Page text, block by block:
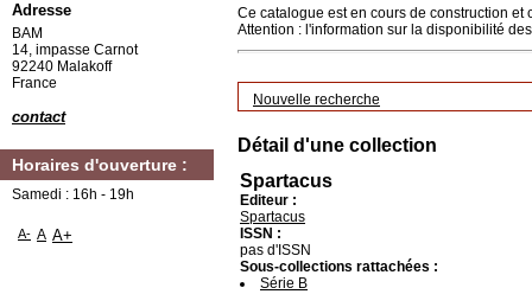
Ce catalogue est en cours de construction
Attention : l'information sur la disponibilité
Nouvelle recherche
Détail d'une collection
Spartacus
Editeur :
Spartacus
ISSN :
pas d'ISSN
Sous-collections rattachées :
Série B
Adresse
BAM
14, impasse Carnot
92240 Malakoff
France
contact
Horaires d'ouverture :
Samedi : 16h - 19h
A- A A+